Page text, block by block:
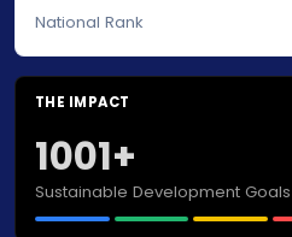
National Rank
THE IMPACT
1001+
Sustainable Development Goals